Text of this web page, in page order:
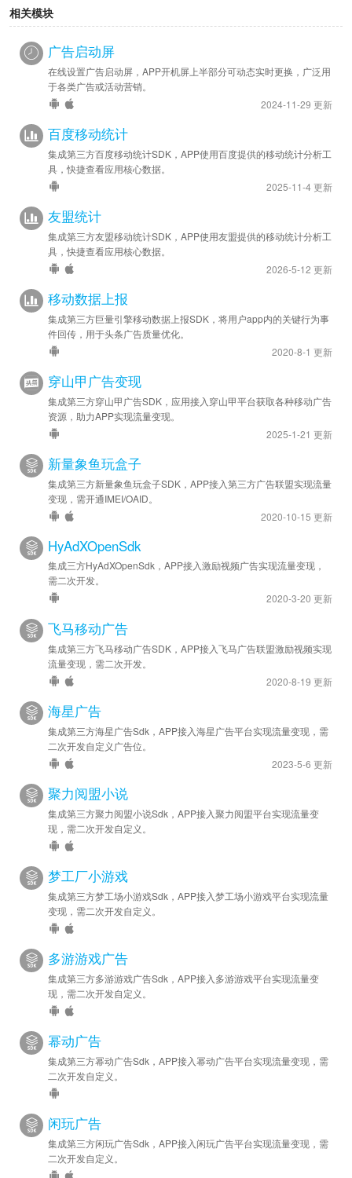
相关模块
广告启动屏
在线设置广告启动屏，APP开机屏上半部分可动态实时更换，广泛用
于各类广告或活动营销。
2024-11-29 更新
百度移动统计
集成第三方百度移动统计SDK，APP使用百度提供的移动统计分析工
具，快捷查看应用核心数据。
2025-11-4 更新
友盟统计
集成第三方友盟移动统计SDK，APP使用友盟提供的移动统计分析工
具，快捷查看应用核心数据。
2026-5-12 更新
移动数据上报
集成第三方巨量引擎移动数据上报SDK，将用户app内的关键行为事
件回传，用于头条广告质量优化。
2020-8-1 更新
穿山甲广告变现
集成第三方穿山甲广告SDK，应用接入穿山甲平台获取各种移动广告
资源，助力APP实现流量变现。
2025-1-21 更新
新量象鱼玩盒子
集成第三方新量象鱼玩盒子SDK，APP接入第三方广告联盟实现流量
变现，需开通IMEI/OAID。
2020-10-15 更新
HyAdXOpenSdk
集成三方HyAdXOpenSdk，APP接入激励视频广告实现流量变现，
需二次开发。
2020-3-20 更新
飞马移动广告
集成第三方飞马移动广告SDK，APP接入飞马广告联盟激励视频实现
流量变现，需二次开发。
2020-8-19 更新
海星广告
集成第三方海星广告Sdk，APP接入海星广告平台实现流量变现，需
二次开发自定义广告位。
2023-5-6 更新
聚力阅盟小说
集成第三方聚力阅盟小说Sdk，APP接入聚力阅盟平台实现流量变
现，需二次开发自定义。
梦工厂小游戏
集成第三方梦工场小游戏Sdk，APP接入梦工场小游戏平台实现流量
变现，需二次开发自定义。
多游游戏广告
集成第三方多游游戏广告Sdk，APP接入多游游戏平台实现流量变
现，需二次开发自定义。
幂动广告
集成第三方幂动广告Sdk，APP接入幂动广告平台实现流量变现，需
二次开发自定义。
闲玩广告
集成第三方闲玩广告Sdk，APP接入闲玩广告平台实现流量变现，需
二次开发自定义。